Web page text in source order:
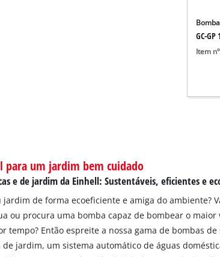
GC-GP
Item
para um jardim bem cuidado
e de jardim da Einhell: Sustentáveis, eficientes e
jardim de forma ecoeficiente e amiga do ambiente?
ou procura uma bomba capaz de bombear o maior
tempo? Então espreite a nossa gama de bombas
de jardim, um sistema automático de águas